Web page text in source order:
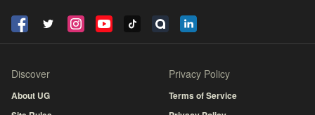
Discover
About UG
Privacy Policy
Terms of Service